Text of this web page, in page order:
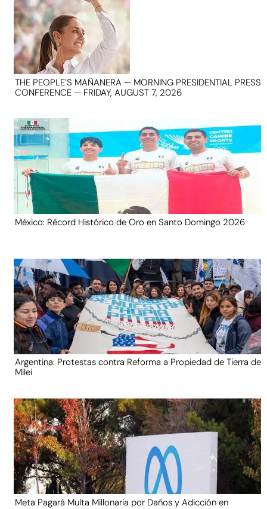
THE PEOPLE’S MAÑANERA — MORNING PRESIDENTIAL PRESS
CONFERENCE — FRIDAY, AUGUST 7, 2026
México: Récord Histórico de Oro en Santo Domingo 2026
Argentina: Protestas contra Reforma a Propiedad de Tierra de
Milei
Meta Pagará Multa Millonaria por Daños y Adicción en